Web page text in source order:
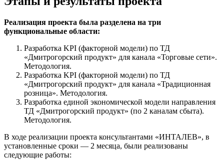
Реализация проекта была разделена на три
функциональные области:
Разработка KPI (факторной модели) по ТД
«Дмитрогорский продукт» для канала «Торговые сети».
Методология.
Разработка KPI (факторной модели) по ТД
«Дмитрогорский продукт» для канала «Традиционная
розница». Методология.
Разработка единой экономической модели направления
ТД «Дмитрогорский продукт» (по 2 каналам сбыта).
Методология.
В ходе реализации проекта консультантами «ИНТАЛЕВ», в
установленные сроки — 2 месяца, были реализованы
следующие работы: